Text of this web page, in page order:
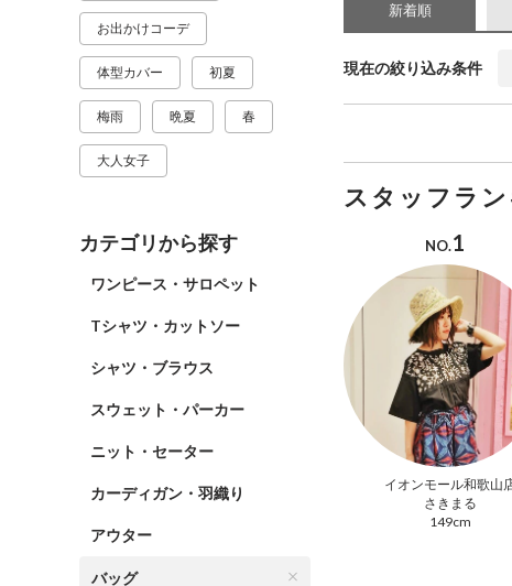
お出かけコーデ
体型カバー 初夏
梅雨 晩夏 春
大人女子
カテゴリから探す
ワンピース・サロペット
Tシャツ・カットソー
シャツ・ブラウス
スウェット・パーカー
ニット・セーター
カーディガン・羽織り
アウター
バッグ
新着順
現在の絞り込み条件
スタッフラ
NO.1
イオンモール和歌山
さきまる
149cm